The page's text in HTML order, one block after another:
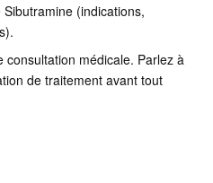
(indications,
médicale. Parlez à
de traitement avant tout